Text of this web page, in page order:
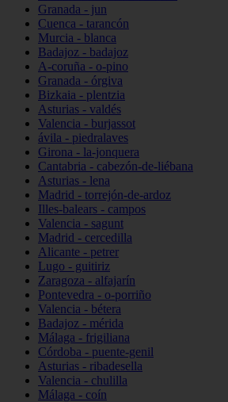
Granada - jun
Cuenca - tarancón
Murcia - blanca
Badajoz - badajoz
A-coruña - o-pino
Granada - órgiva
Bizkaia - plentzia
Asturias - valdés
Valencia - burjassot
ávila - piedralaves
Girona - la-jonquera
Cantabria - cabezón-de-liébana
Asturias - lena
Madrid - torrejón-de-ardoz
Illes-balears - campos
Valencia - sagunt
Madrid - cercedilla
Alicante - petrer
Lugo - guitiriz
Zaragoza - alfajarín
Pontevedra - o-porriño
Valencia - bétera
Badajoz - mérida
Málaga - frigiliana
Córdoba - puente-genil
Asturias - ribadesella
Valencia - chulilla
Málaga - coín